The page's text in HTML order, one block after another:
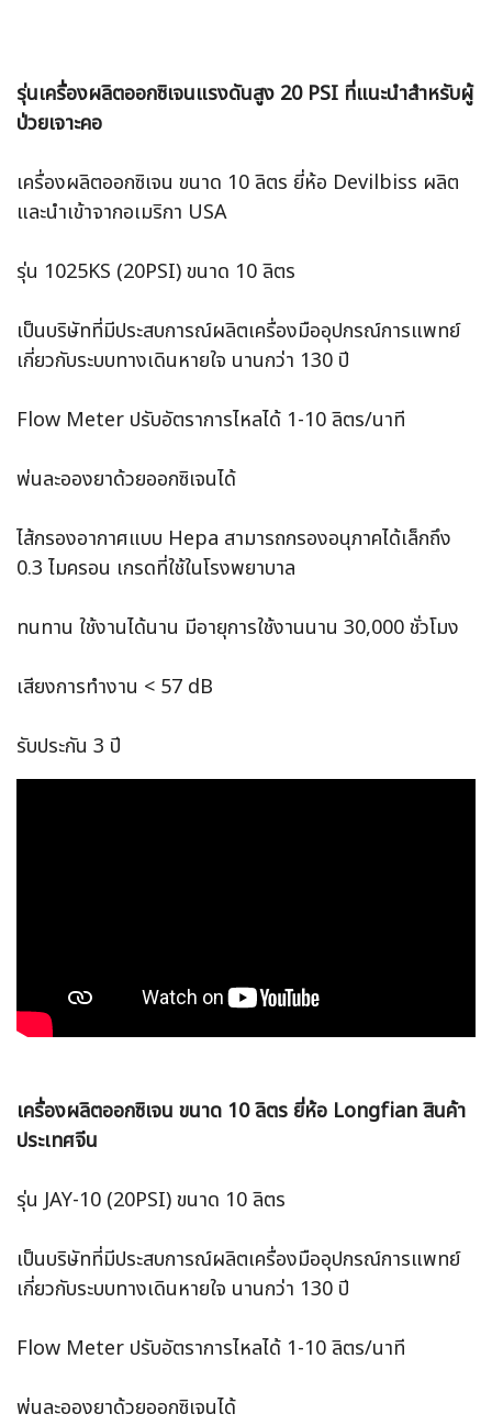
รุ่นเครื่องผลิตออกซิเจนแรงดันสูง 20 PSI ที่แนะนำสำหรับผู้
ป่วยเจาะคอ
เครื่องผลิตออกซิเจน ขนาด 10 ลิตร ยี่ห้อ Devilbiss ผลิต
และนำเข้าจากอเมริกา USA
รุ่น 1025KS (20PSI) ขนาด 10 ลิตร
เป็นบริษัทที่มีประสบการณ์ผลิตเครื่องมืออุปกรณ์การแพทย์
เกี่ยวกับระบบทางเดินหายใจ นานกว่า 130 ปี
Flow Meter ปรับอัตราการไหลได้ 1-10 ลิตร/นาที
พ่นละอองยาด้วยออกซิเจนได้
ไส้กรองอากาศแบบ Hepa สามารถกรองอนุภาคได้เล็กถึง
0.3 ไมครอน เกรดที่ใช้ในโรงพยาบาล
ทนทาน ใช้งานได้นาน มีอายุการใช้งานนาน 30,000 ชั่วโมง
เสียงการทำงาน < 57 dB
รับประกัน 3 ปี
เครื่องผลิตออกซิเจน ขนาด 10 ลิตร ยี่ห้อ Longfian สินค้า
ประเทศจีน
รุ่น JAY-10 (20PSI) ขนาด 10 ลิตร
เป็นบริษัทที่มีประสบการณ์ผลิตเครื่องมืออุปกรณ์การแพทย์
เกี่ยวกับระบบทางเดินหายใจ นานกว่า 130 ปี
Flow Meter ปรับอัตราการไหลได้ 1-10 ลิตร/นาที
พ่นละอองยาด้วยออกซิเจนได้